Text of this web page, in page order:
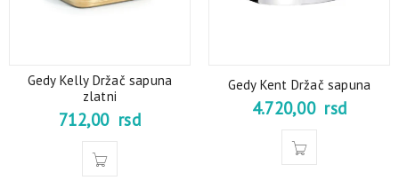
Gedy Kelly Držač sapuna
zlatni
712,00 rsd
Gedy Kent Držač sapuna
4.720,00 rsd